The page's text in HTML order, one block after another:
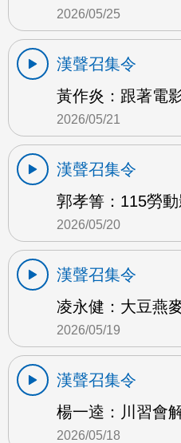
2026/05/25
漢聲召集令
黃作炎：跟著電
2026/05/21
漢聲召集令
郭孝箐：115勞
2026/05/20
漢聲召集令
凌永健：大豆燕
2026/05/19
漢聲召集令
楊一逵：川習會
2026/05/18